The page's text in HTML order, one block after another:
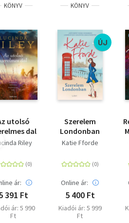
KÖNYV
utolsó
dal
Riley
ár:
391 Ft
ár: 5 990
Ft
KÖNYV
ÚJ
Szerelem
Londonban
Katie Fforde
Online ár:
5 400 Ft
Kiadói ár: 5 999
Ft